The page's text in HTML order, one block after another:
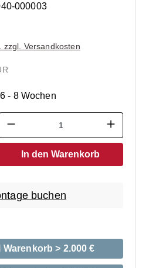
000003
zzgl. Versandkosten
6 - 8 Wochen
Anzahl: Gib den
In den Warenkorb
buchen
Warenkorb > 2.000 €